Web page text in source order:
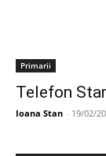
Primarii
Telefon
Ioana Stan - 19/02/